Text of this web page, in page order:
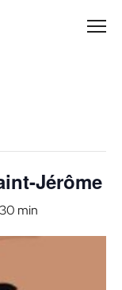
Jérôme
min